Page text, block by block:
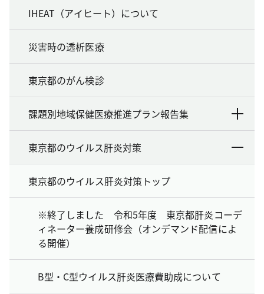
IHEAT（アイヒート）について
災害時の透析医療
東京都のがん検診
課題別地域保健医療推進プラン報告集
東京都のウイルス肝炎対策
東京都のウイルス肝炎対策トップ
※終了しました 令和5年度 東京都肝炎コーデ
ィネーター養成研修会（オンデマンド配信によ
る開催）
B型・C型ウイルス肝炎医療費助成について